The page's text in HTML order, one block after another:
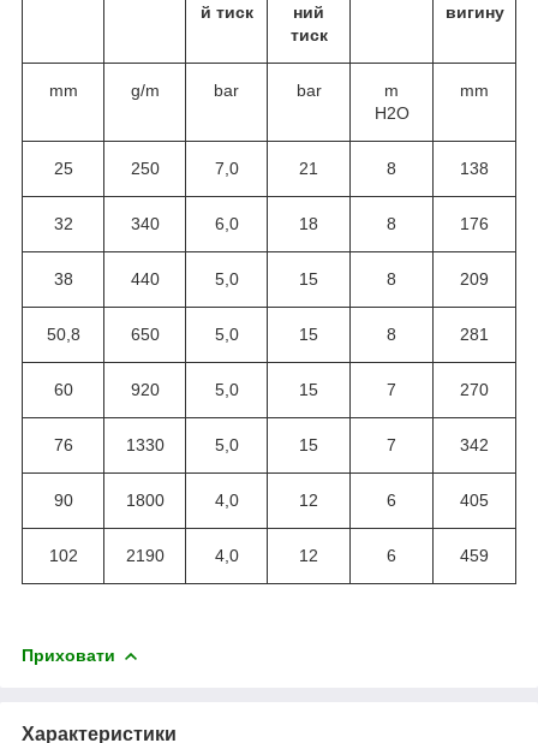
й тиск
ний
тиск
вигину
mm g/m bar bar
m
H2O
mm
25 250 7,0 21 8 138
32 340 6,0 18 8 176
38 440 5,0 15 8 209
50,8 650 5,0 15 8 281
60 920 5,0 15 7 270
76 1330 5,0 15 7 342
90 1800 4,0 12 6 405
102 2190 4,0 12 6 459
Приховати
Характеристики